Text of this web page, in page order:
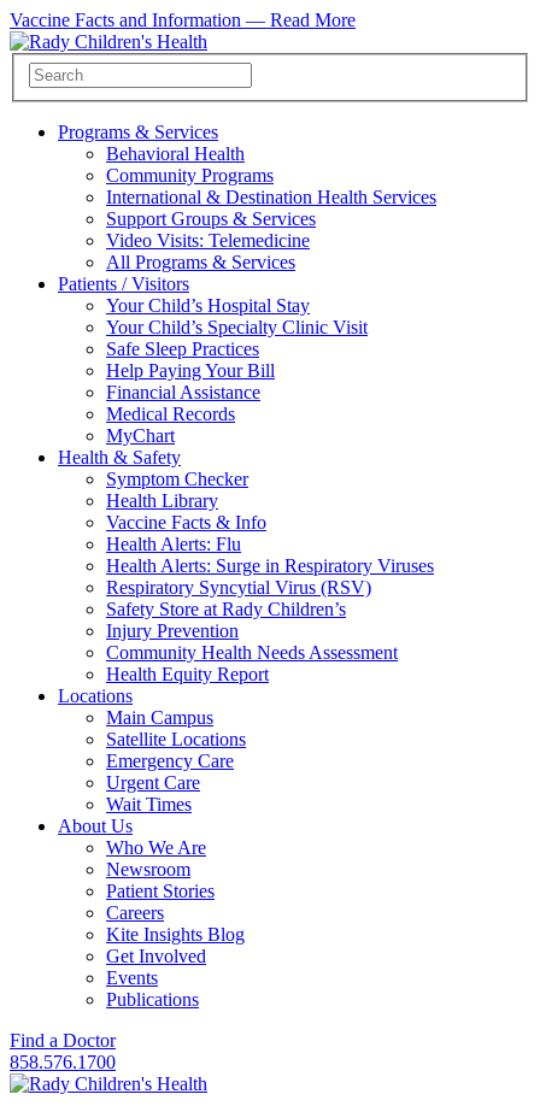
Vaccine Facts and Information — Read More
Programs & Services
Behavioral Health
Community Programs
International & Destination Health Services
Support Groups & Services
Video Visits: Telemedicine
All Programs & Services
Patients / Visitors
Your Child’s Hospital Stay
Your Child’s Specialty Clinic Visit
Safe Sleep Practices
Help Paying Your Bill
Financial Assistance
Medical Records
MyChart
Health & Safety
Symptom Checker
Health Library
Vaccine Facts & Info
Health Alerts: Flu
Health Alerts: Surge in Respiratory Viruses
Respiratory Syncytial Virus (RSV)
Safety Store at Rady Children’s
Injury Prevention
Community Health Needs Assessment
Health Equity Report
Locations
Main Campus
Satellite Locations
Emergency Care
Urgent Care
Wait Times
About Us
Who We Are
Newsroom
Patient Stories
Careers
Kite Insights Blog
Get Involved
Events
Publications
Find a Doctor
858.576.1700